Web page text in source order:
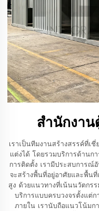
สำนักงาน
เราเป็นทีมงานสร้างสรรค์ที่
แต่งได้ โดยรวมบริการด้านก
การติดตั้ง เรามีประสบการณ์
จะสร้างพื้นที่อยู่อาศัยและพื้น
สูง ด้วยแนวทางที่เน้นนวัตกร
บริการแบบครบวงจรตั้งแต่ก
ภายใน เรานับถือแนวโน้มก